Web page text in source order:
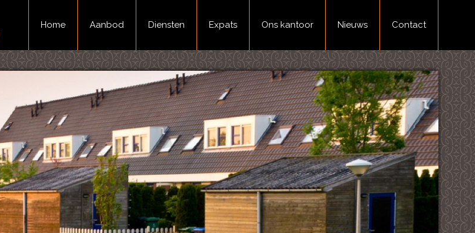
Home Aanbod Diensten Expats Ons kantoor Nieuws Contact